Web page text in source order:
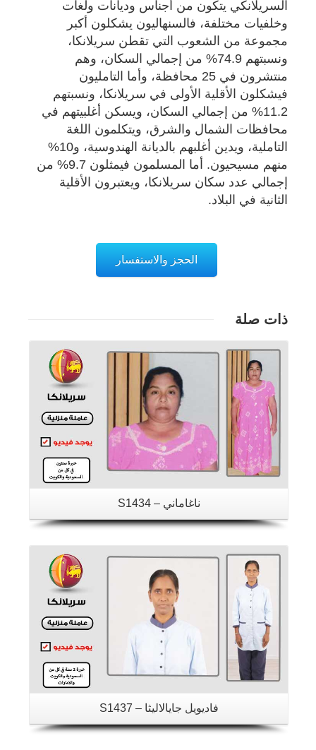
السريلانكي يتكون من أجناس وديانات ولغات
وخلفيات مختلفة، فالسنهاليون يشكلون أكبر
مجموعة من الشعوب التي تقطن سريلانكا،
ونسبتهم 74.9% من إجمالي السكان، وهم
منتشرون في 25 محافظة، وأما التامليون
فيشكلون الأقلية الأولى في سريلانكا، ونسبتهم
11.2% من إجمالي السكان، ويسكن أغلبيتهم في
محافظات الشمال والشرق، ويتكلمون اللغة
التاملية، ويدين أغلبهم بالديانة الهندوسية، و10%
منهم مسيحيون. أما المسلمون فيمثلون 9.7% من
إجمالي عدد سكان سريلانكا، ويعتبرون الأقلية
الثانية في البلاد.
الحجز والاستفسار
ذات صلة
ناغاماني – S1434
فاديويل جايالاليثا – S1437